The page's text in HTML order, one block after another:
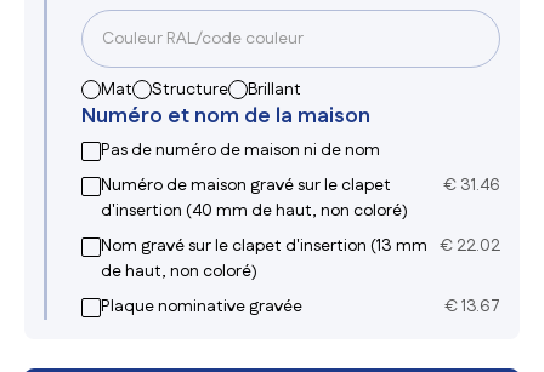
Mat Structure Brillant
Numéro et nom de la maison
Pas de numéro de maison ni de nom
Numéro de maison gravé sur le clapet
d'insertion (40 mm de haut, non coloré)
€ 31.46
Nom gravé sur le clapet d'insertion (13 mm
de haut, non coloré)
€ 22.02
Plaque nominative gravée €13.67